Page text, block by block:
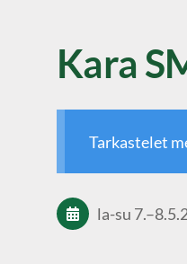
Kara
Tarkastelet
la-su 7.–